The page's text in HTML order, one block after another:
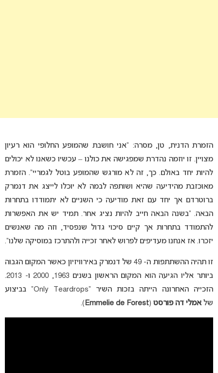
הזמרת הדנית, טן, מסרה: “אני חושבת שהמופע החלופי הוא רעיון
מצויין. זו יוזמה נהדרת שמפגישה את כולנו – עכשיו כשאנו לא יכולים
להיות יחד באולם. כך, זה לא מורגש שהמופע בוטל לגמריי”. הזמרת
מאוכזבת מהידיעה שהיא ושותפה לבמה לא יוכלו לייצג את דנמרק
ברוטרדם אך יחד עם זאת מודיעה כי השניים לא יתמודדו בתחרות
הבאה. “בשנה הבאה חייב להיות נציג אחר. תמיד יש את האפשרות
להתמודד בתחרות אך קיים סיכוי גדול שנפסיד, וזה מה שאנשים
יזכרו. אז אנחנו מעדיפים לפרוש לאחר זכייה ולהתרכז במוסיקה שלנו”.
זו תהיה ההשתתפות ה- 49 של דנמרק באירוויזיון כאשר המקום הגבוה
ביותר אליו הגיעה הוא המקום הראשון בשנים 1963, 2000 ו- 2013.
הזכייה האחרונה הייתה בזכות השיר “Only Teardrops” בביצוע
שלאמלי דה פורסט (
Emmelie de Forest
).